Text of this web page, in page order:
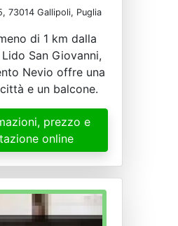
73014 Gallipoli, Puglia
di 1 km dalla
San Giovanni,
Nevio offre una
e un balcone.
prezzo e
online